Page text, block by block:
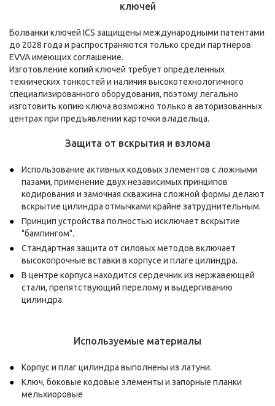
ключей
Болванки ключей ICS защищены международными патентами
до 2028 года и распространяются только среди партнеров
EVVA имеющих соглашение.
Изготовление копий ключей требует определенных
технических тонкостей и наличия высокотехнологичного
специализированного оборудования, поэтому легально
изготовить копию ключа возможно только в авторизованных
центрах при предъявлении карточки владельца.
Защита от вскрытия и взлома
Использование активных кодовых элементов с ложными
пазами, применение двух независимых принципов
кодирования и замочная скважина сложной формы делают
вскрытие цилиндра отмычками крайне затруднительным.
Принцип устройства полностью исключает вскрытие
"бампингом".
Стандартная защита от силовых методов включает
высокопрочные вставки в корпусе и плаге цилиндра.
В центре корпуса находится сердечник из нержавеющей
стали, препятствующий перелому и выдергиванию
цилиндра.
Используемые материалы
Корпус и плаг цилиндра выполнены из латуни.
Ключ, боковые кодовые элементы и запорные планки
мельхиоровые